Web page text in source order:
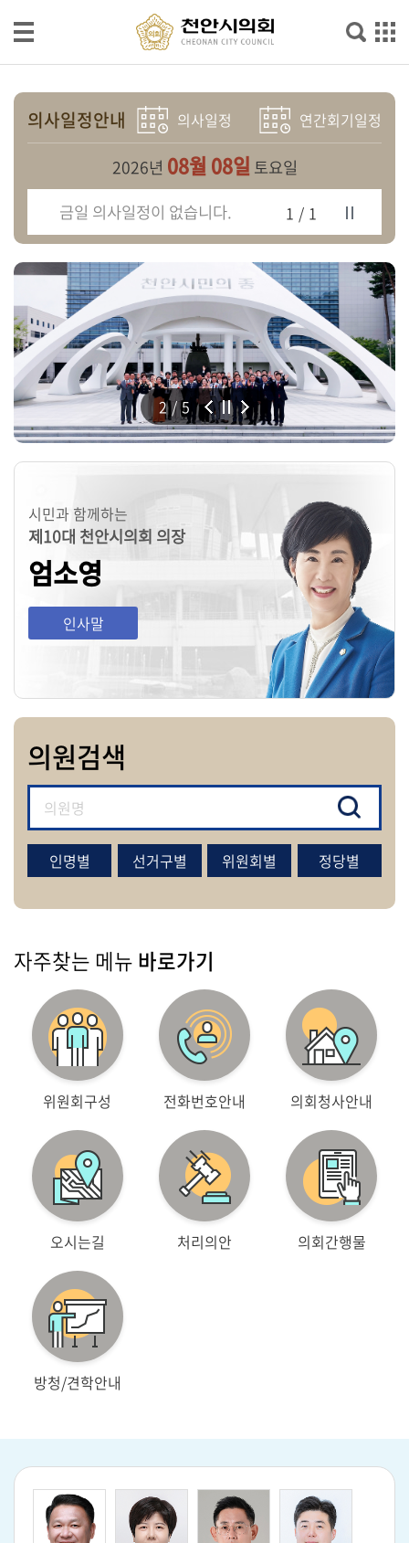
본문으로 바로가기
메인메뉴 바로가기
의
회
소
광
장
의
정
활
동
회
소
의
안
회
상
회
의
린
의
사
트
안
내
의사일정안내
2026년 08월 08일 토요일
금일 의사일정이 없습니다.
1/1
의사일정 연간회기일정
2/5
시민과 함께하는
제10대 천안시의회 의장
엄소영
인사말
의원검색
인명별 선거구별 위원회별 정당별
자주찾는 메뉴 바로가기
위원회구성 전화번호안내 의회청사안내
오시는길 처리의안 의회간행물
방청/견학안내